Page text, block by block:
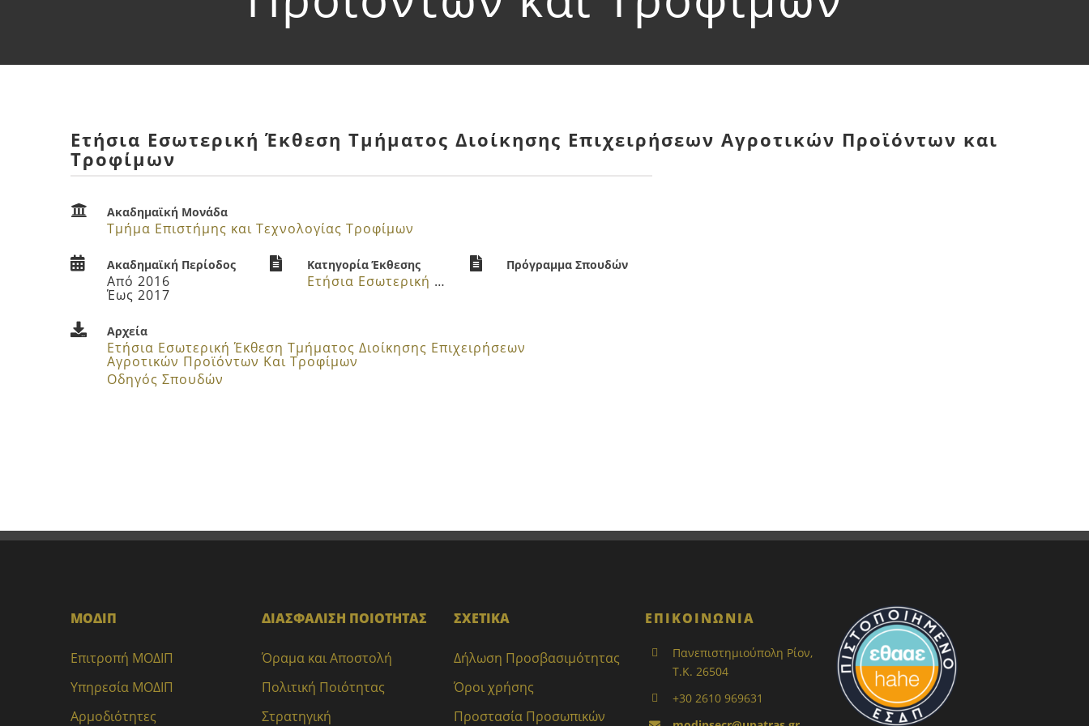
Ετήσια Εσωτερική Έκθεση Τμήματος Διοίκησης Επιχειρήσεων Αγροτικών Προϊόντων και
Τροφίμων
Ακαδημαϊκή Μονάδα
Τμήμα Επιστήμης και Τεχνολογίας Τροφίμων
Ακαδημαϊκή Περίοδος
Από 2016
Έως 2017
Κατηγορία Έκθεσης
Ετήσια Εσωτερική Έκθεση
Πρόγραμμα Σπουδών
Αρχεία
Ετήσια Εσωτερική Έκθεση Τμήματος Διοίκησης Επιχειρήσεων
Αγροτικών Προϊόντων Και Τροφίμων
Οδηγός Σπουδών
ΜΟΔΙΠ
Επιτροπή ΜΟΔΙΠ
Υπηρεσία ΜΟΔΙΠ
Αρμοδιότητες
ΔΙΑΣΦΑΛΙΣΗ ΠΟΙΟΤΗΤΑΣ
Όραμα και Αποστολή
Πολιτική Ποιότητας
Στρατηγική
ΣΧΕΤΙΚΑ
Δήλωση Προσβασιμότητας
Όροι χρήσης
Προστασία Προσωπικών
ΕΠΙΚΟΙΝΩΝΙΑ
Πανεπιστημιούπολη Ρίον,
Τ.Κ. 26504
+30 2610 969631